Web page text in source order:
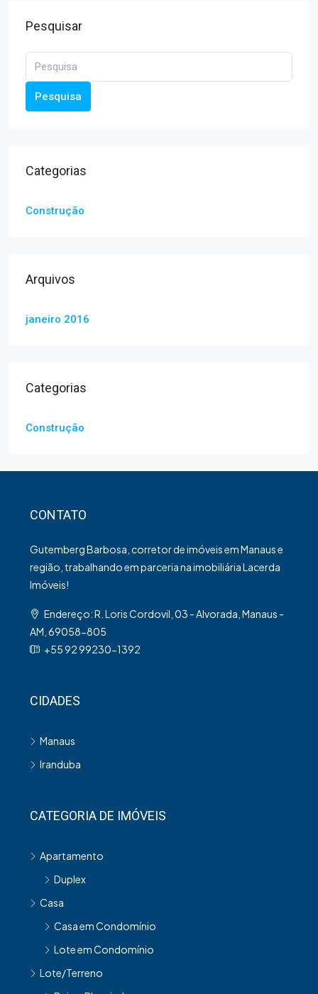
Pesquisar
Pesquisa
Categorias
Construção
Arquivos
janeiro 2016
Categorias
Construção
CONTATO
Gutemberg Barbosa, corretor de imóveis em Manaus e
região, trabalhando em parceria na imobiliária Lacerda
Imóveis!
Endereço: R. Loris Cordovil, 03 - Alvorada, Manaus -
AM, 69058-805
+55 92 99230-1392
CIDADES
Manaus
Iranduba
CATEGORIA DE IMÓVEIS
Apartamento
Duplex
Casa
Casa em Condomínio
Lote em Condomínio
Lote/Terreno